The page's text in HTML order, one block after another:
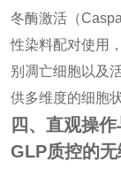
冬酶激活（
性染料配对使用
别凋亡细胞以及
供多维度的细胞
四、直观操
GLP质控的